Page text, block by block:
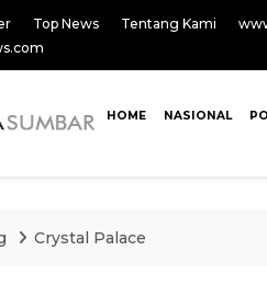
Top News Tentang Kami
HOME NASIONAL
Crystal Palace